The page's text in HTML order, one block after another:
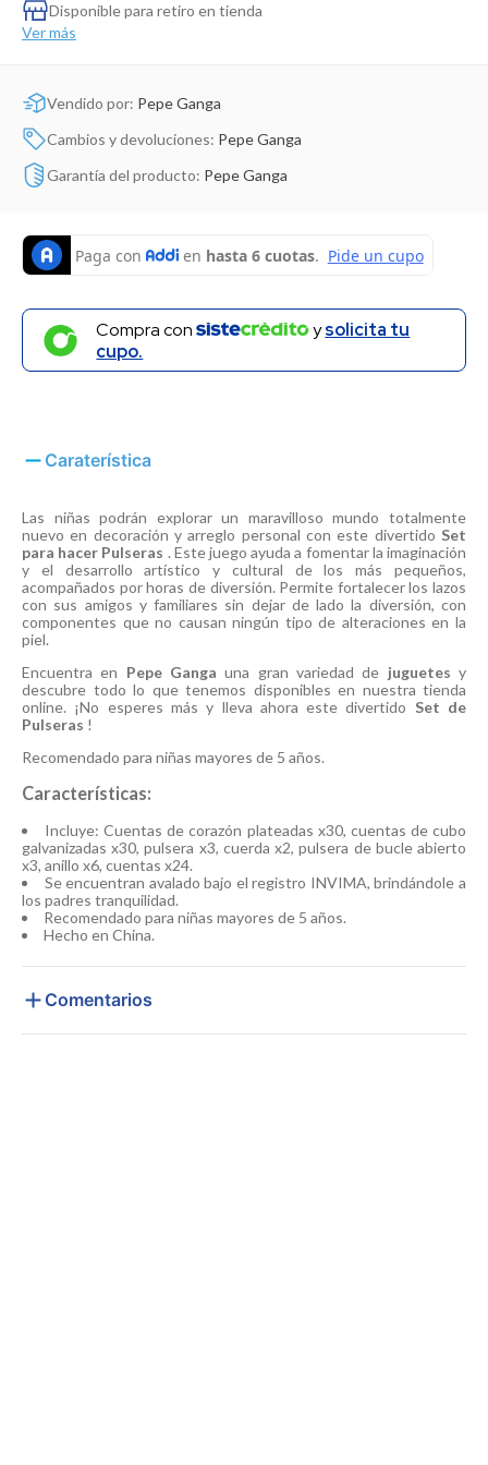
Disponible para retiro en tienda
Ver más
Vendido por: Pepe Ganga
Cambios y devoluciones: Pepe Ganga
Garantía del producto: Pepe Ganga
Compra con ysolicita tu
cupo.
Caraterística
Las niñas podrán explorar un maravilloso mundo totalmente
nuevo en decoración y arreglo personal con este divertido Set
para hacer Pulseras . Este juego ayuda a fomentar la imaginación
y el desarrollo artístico y cultural de los más pequeños,
acompañados por horas de diversión. Permite fortalecer los lazos
con sus amigos y familiares sin dejar de lado la diversión, con
componentes que no causan ningún tipo de alteraciones en la
piel.
Encuentra en Pepe Ganga una gran variedad de juguetes y
descubre todo lo que tenemos disponibles en nuestra tienda
online. ¡No esperes más y lleva ahora este divertido Set de
Pulseras !
Recomendado para niñas mayores de 5 años.
Características:
Incluye: Cuentas de corazón plateadas x30, cuentas de cubo
galvanizadas x30, pulsera x3, cuerda x2, pulsera de bucle abierto
x3, anillo x6, cuentas x24.
Se encuentran avalado bajo el registro INVIMA, brindándole a
los padres tranquilidad.
Recomendado para niñas mayores de 5 años.
Hecho en China.
Comentarios
Dinosaurio Juguete